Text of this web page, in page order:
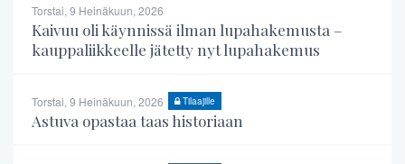
Torstai, 9 Heinäkuun, 2026
Kaivuu oli käynnissä ilman lupahakemusta –
kauppaliikkeelle jätetty nyt lupahakemus
Torstai, 9 Heinäkuun, 2026 Tilaajille
Astuva opastaa taas historiaan